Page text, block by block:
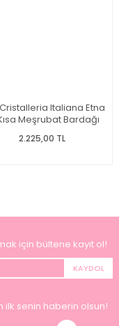
Cristalleria Italiana Etna
Meşrubat Bardağı
2.225,00 TL
için bültene kayıt ol!
KAYDOL
ilk senin haberin olsun!